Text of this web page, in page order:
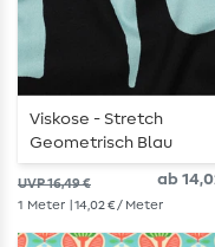
Viskose - Stretch
Geometrisch Blau
UVP 16,49 € ab
1 Meter | 14,02 € / Meter